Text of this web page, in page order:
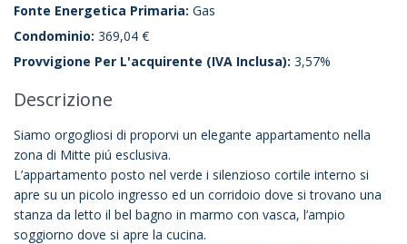
Fonte Energetica Primaria: Gas
Condominio: 369,04 €
Provvigione Per L'acquirente (IVA Inclusa): 3,57%
Descrizione
Siamo orgogliosi di proporvi un elegante appartamento nella
zona di Mitte piú esclusiva.
L’appartamento posto nel verde i silenzioso cortile interno si
apre su un picolo ingresso ed un corridoio dove si trovano una
stanza da letto il bel bagno in marmo con vasca, l’ampio
soggiorno dove si apre la cucina.